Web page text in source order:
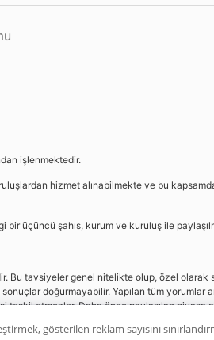
işlenmektedir.
hizmet alınabilmekte ve bu
üçüncü şahıs, kurum ve kuruluş ile
Bu tavsiyeler genel nitelikte olup, özel
doğurmayabilir. Yapılan tüm
etmezler. Daha önce paylaşılan
gösterilen reklam sayısını